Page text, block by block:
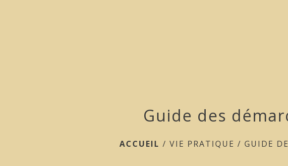
Guide des
ACCUEIL /VIE PRATIQUE /GUIDE